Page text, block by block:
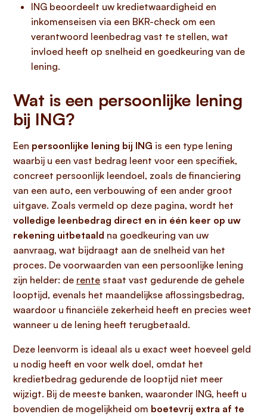
ING beoordeelt uw kredietwaardigheid en
inkomenseisen via een BKR-check om een
verantwoord leenbedrag vast te stellen, wat
invloed heeft op snelheid en goedkeuring van de
lening.
Wat is een persoonlijke lening
bij ING?
Een persoonlijke lening bij ING is een type lening
waarbij u een vast bedrag leent voor een specifiek,
concreet persoonlijk leendoel, zoals de financiering
van een auto, een verbouwing of een ander groot
uitgave. Zoals vermeld op deze pagina, wordt het
volledige leenbedrag direct en in één keer op uw
rekening uitbetaald na goedkeuring van uw
aanvraag, wat bijdraagt aan de snelheid van het
proces. De voorwaarden van een persoonlijke lening
zijn helder: de rente staat vast gedurende de gehele
looptijd, evenals het maandelijkse aflossingsbedrag,
waardoor u financiële zekerheid heeft en precies weet
wanneer u de lening heeft terugbetaald.
Deze leenvorm is ideaal als u exact weet hoeveel geld
u nodig heeft en voor welk doel, omdat het
kredietbedrag gedurende de looptijd niet meer
wijzigt. Bij de meeste banken, waaronder ING, heeft u
bovendien de mogelijkheid om boetevrij extra af te